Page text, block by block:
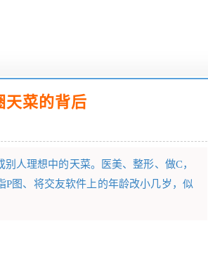
天菜的背后
人理想中的天菜。医美、整形、做C，
图、将交友软件上的年龄改小几岁，似